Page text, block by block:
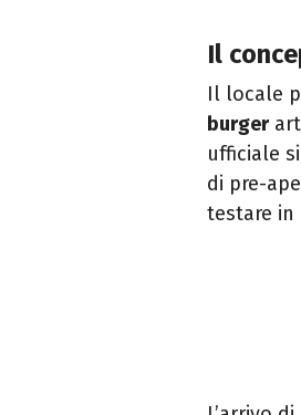
Il
Il locale
burger
ufficiale
di pre-
testare in